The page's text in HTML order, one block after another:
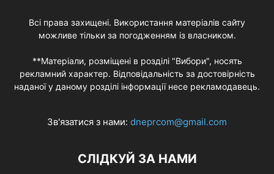
Всі права захищені. Використання матеріалів сайту
можливе тільки за погодженням із власником.
**Матеріали, розміщені в розділі "Вибори", носять
рекламний характер. Відповідальність за достовірність
наданої у даному розділі інформації несе рекламодавець.
Зв'язатися з нами: dneprcom@gmail.com
СЛІДКУЙ ЗА НАМИ